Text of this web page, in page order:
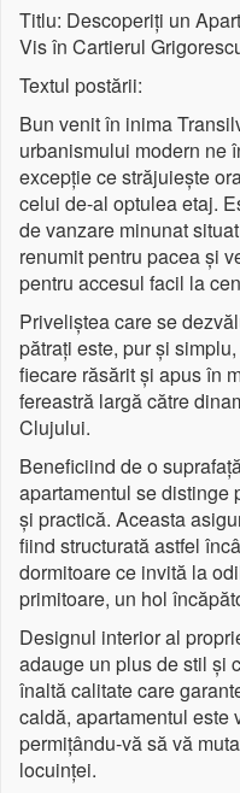
Titlu: Descoperiți un
Vis în Cartierul
Textul postării:
Bun venit în inima
urbanismului modern ne
excepție ce străjuiește
celui de-al optulea etaj.
de vanzare minunat
renumit pentru pacea și
pentru accesul facil la
Priveliștea care se
pătrați este, pur și
fiecare răsărit și apus în
fereastră largă către
Clujului.
Beneficiind de o
apartamentul se distinge
și practică. Aceasta
fiind structurată astfel
dormitoare ce invită la
primitoare, un hol
Designul interior al
adauge un plus de stil și
înaltă calitate care
caldă, apartamentul este
permițându-vă să vă
locuinței.